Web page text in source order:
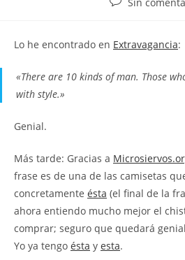
entrada:
Lo he encontrado en Extravagancia:
«There are 10 kinds of man. Those
with style.»
Genial.
Más tarde: Gracias a
frase es de una de las camisetas
concretamente ésta (el final de la
ahora entiendo mucho mejor el
comprar; seguro que quedará
Yo ya tengo ésta y esta.